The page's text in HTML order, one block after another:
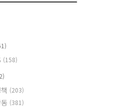
(158)
(203)
(381)